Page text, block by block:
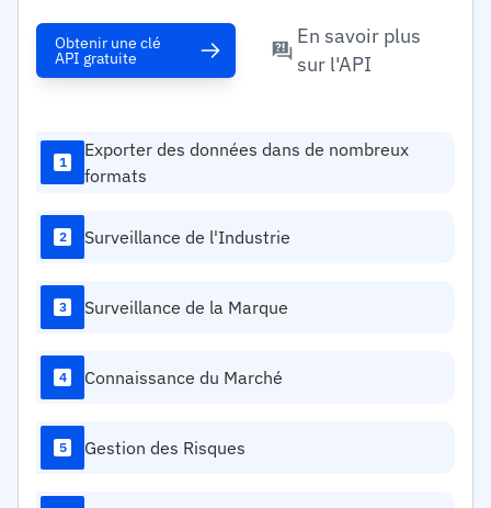
Obtenir une clé
API gratuite
En savoir plus
sur l'API
1
Exporter des données dans de nombreux
formats
2 Surveillance de l'Industrie
3 Surveillance de la Marque
4 Connaissance du Marché
5 Gestion des Risques